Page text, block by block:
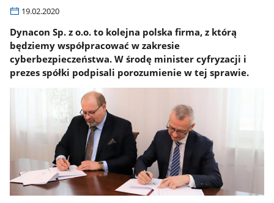
19.02.2020
Dynacon Sp. z o.o. to kolejna polska firma, z którą
będziemy współpracować w zakresie
cyberbezpieczeństwa. W środę minister cyfryzacji i
prezes spółki podpisali porozumienie w tej sprawie.